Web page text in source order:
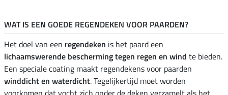
WAT IS EEN GOEDE REGENDEKEN VOOR PAARDEN?
Het doel van een regendeken is het paard een
lichaamswerende bescherming tegen regen en wind te bieden.
Een speciale coating maakt regendekens voor paarden
winddicht en waterdicht. Tegelijkertijd moet worden